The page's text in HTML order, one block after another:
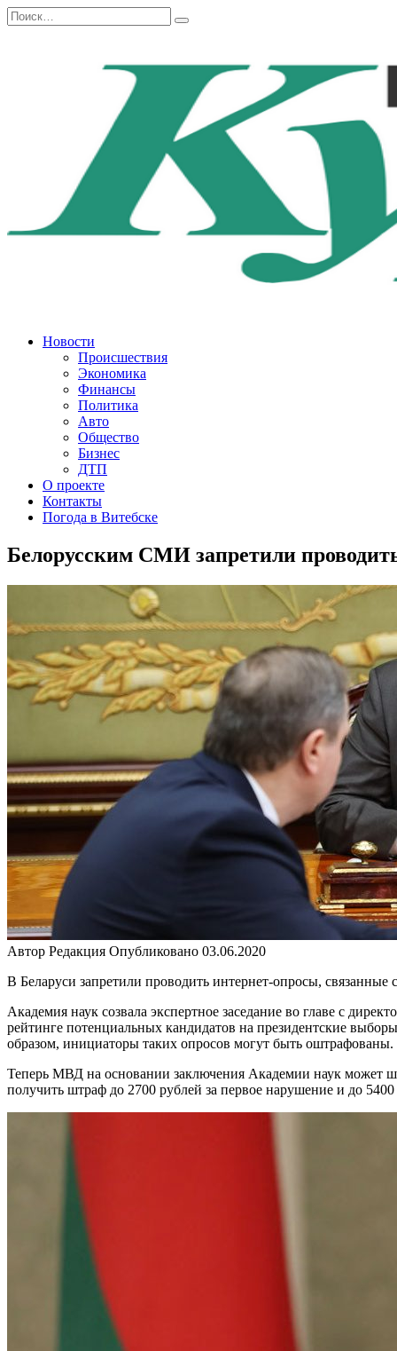
Перейти
к
Search
for:
Новости
Происшествия
Экономика
Финансы
Политика
Авто
Общество
Бизнес
ДТП
О проекте
Контакты
Погода в Витебске
Белорусским СМИ запретили
Автор Редакция Опубликовано 03.06.2020
В Беларуси запретили проводить интернет-опросы,
Академия наук созвала экспертное заседание во главе с
рейтинге потенциальных кандидатов на президентские
образом, инициаторы таких опросов могут быть оштрафованы.
Теперь МВД на основании заключения Академии наук может
получить штраф до 2700 рублей за первое нарушение и до